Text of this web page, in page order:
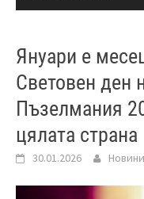
Януари е
Световен ден
Пъзелмания
цялата страна
30.01.2026